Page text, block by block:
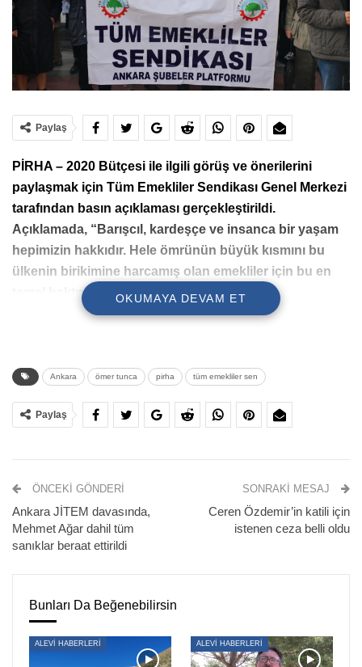
Paylaş
PİRHA – 2020 Bütçesi ile ilgili görüş ve önerilerini
paylaşmak için Tüm Emekliler Sendikası Genel Merkezi
tarafından basın açıklaması gerçekleştirildi.
Açıklamada, “Barışcıl, kardeşçe ve insanca bir yaşam
hepimizin hakkıdır. Hele ömrünün büyük kısmını bu
ülkenin birikimine harcamış olan emekliler için bu en
temel haktır” ifadeleri kullanıldı.
Tüm Emekliler Sendikası, 2020 yılı bütçesine ilişkin basın
açıklaması gerçekleştirdi.
aktarımlarda bulundu.
Tüm Emekliler Sendikası Genel BaşkanıSalman
OKUMAYA DEVAM ET
Ankara ömer tunca pirha tüm emekliler sen
Paylaş
ÖNCEKI GÖNDERI
Ankara JİTEM davasında,
Mehmet Ağar dahil tüm
sanıklar beraat ettirildi
SONRAKI MESAJ
Ceren Özdemir’in katili için
istenen ceza belli oldu
Bunları Da Beğenebilirsin
ALEVİ HABERLERİ ALEVİ HABERLERİ